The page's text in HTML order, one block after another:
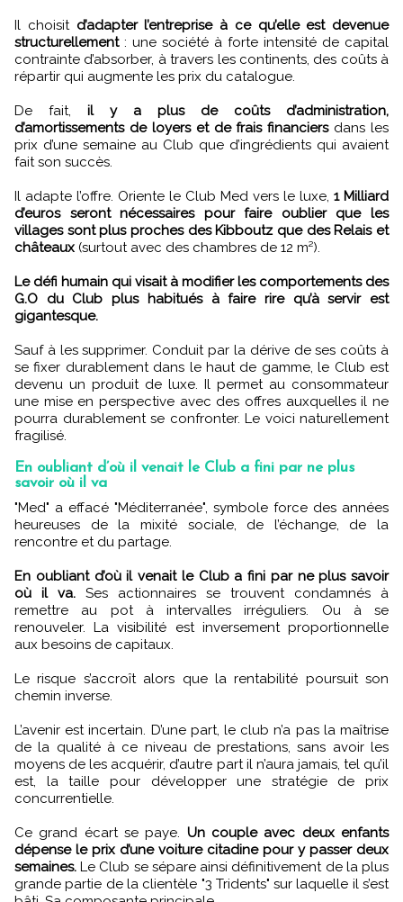
Il choisit d’adapter l’entreprise à ce qu’elle est devenue
structurellement: une société à forte intensité de capital
contrainte d’absorber, à travers les continents, des coûts à
répartir qui augmente les prix du catalogue.
De fait, il y a plus de coûts d’administration,
d’amortissements de loyers et de frais financiersdans les
prix d’une semaine au Club que d’ingrédients qui avaient
fait son succès.
Il adapte l’offre. Oriente le Club Med vers le luxe, 1 Milliard
d’euros seront nécessaires pour faire oublier que les
villages sont plus proches des Kibboutz que des Relais et
châteaux (surtout avec des chambres de 12 m²).
Le défi humain qui visait à modifier les comportements des
G.O du Club plus habitués à faire rire qu’à servir est
gigantesque.
Sauf à les supprimer. Conduit par la dérive de ses coûts à
se fixer durablement dans le haut de gamme, le Club est
devenu un produit de luxe. Il permet au consommateur
une mise en perspective avec des offres auxquelles il ne
pourra durablement se confronter. Le voici naturellement
fragilisé.
En oubliant d’où il venait le Club a fini par ne plus
savoir où il va
"Med" a effacé "Méditerranée", symbole force des années
heureuses de la mixité sociale, de l’échange, de la
rencontre et du partage.
En oubliant d’où il venait le Club a fini par ne plus savoir
où il va. Ses actionnaires se trouvent condamnés à
remettre au pot à intervalles irréguliers. Ou à se
renouveler. La visibilité est inversement proportionnelle
aux besoins de capitaux.
Le risque s’accroît alors que la rentabilité poursuit son
chemin inverse.
L’avenir est incertain. D’une part, le club n’a pas la maîtrise
de la qualité à ce niveau de prestations, sans avoir les
moyens de les acquérir, d’autre part il n’aura jamais, tel qu’il
est, la taille pour développer une stratégie de prix
concurrentielle.
Ce grand écart se paye. Un couple avec deux enfants
dépense le prix d’une voiture citadine pour y passer deux
semaines. Le Club se sépare ainsi définitivement de la plus
grande partie de la clientèle "3 Tridents" sur laquelle il s’est